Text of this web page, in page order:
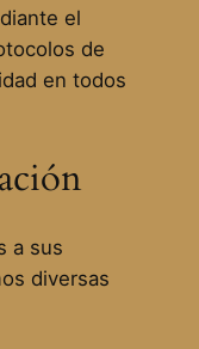
el
de
en todos
a sus
diversas